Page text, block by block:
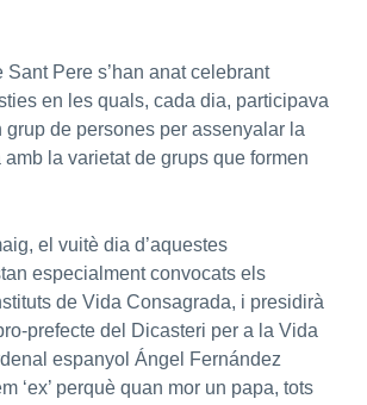
Pere s’han anat celebrant
en les quals, cada dia, participava
de persones per assenyalar la
la varietat de grups que formen
el vuitè dia d’aquestes
especialment convocats els
de Vida Consagrada, i presidirà
prefecte del Dicasteri per a la Vida
espanyol Ángel Fernández
‘ex’ perquè quan mor un papa, tots